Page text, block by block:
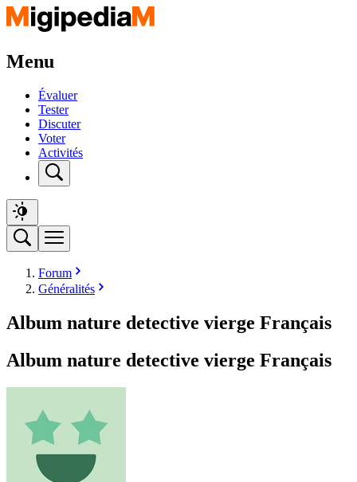
Menu
Évaluer
Tester
Discuter
Voter
Activités
Forum
Généralités
Album nature detective vierge Français
Album nature detective vierge Français